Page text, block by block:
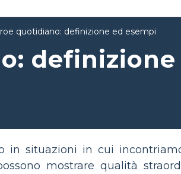
quotidiano: definizione ed esempi
definizione
in situazioni in cui
mostrare qualità